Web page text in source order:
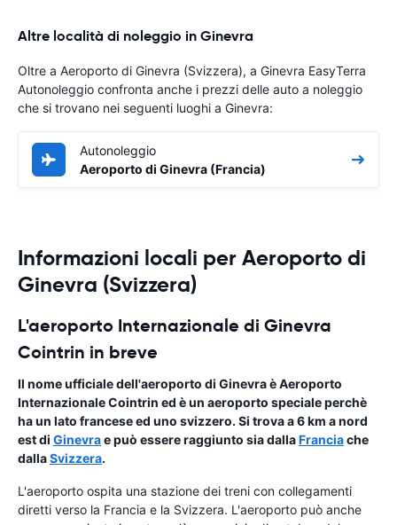
Altre località di noleggio in Ginevra
Oltre a Aeroporto di Ginevra (Svizzera), a Ginevra EasyTerra
Autonoleggio confronta anche i prezzi delle auto a noleggio
che si trovano nei seguenti luoghi a Ginevra:
Autonoleggio
Aeroporto di Ginevra (Francia)
Informazioni locali per Aeroporto di
Ginevra (Svizzera)
L'aeroporto Internazionale di Ginevra
Cointrin in breve
Il nome ufficiale dell'aeroporto di Ginevra è Aeroporto
Internazionale Cointrin ed è un aeroporto speciale perchè
ha un lato francese ed uno svizzero. Si trova a 6 km a nord
est di Ginevrae può essere raggiunto sia dallaFranciache
dallaSvizzera.
L'aeroporto ospita una stazione dei treni con collegamenti
diretti verso la Francia e la Svizzera. L'aeroporto può anche